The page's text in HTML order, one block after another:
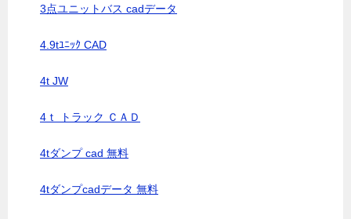
3点ユニットバス cadデータ
4.9tﾕﾆｯｸ CAD
4t JW
4ｔ トラック ＣＡＤ
4tダンプ cad 無料
4tダンプcadデータ 無料